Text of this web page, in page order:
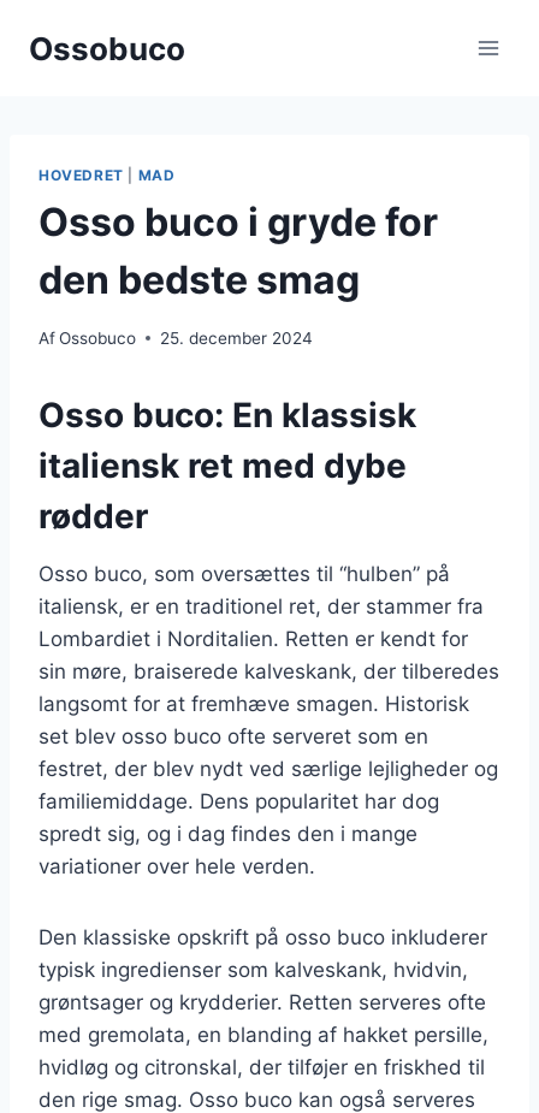
Ossobuco
HOVEDRET MAD
Osso buco i gryde for
den bedste smag
AfOssobuco 25. december 2024
Osso buco: En klassisk
italiensk ret med dybe
rødder
Osso buco, som oversættes til “hulben” på
italiensk, er en traditionel ret, der stammer fra
Lombardiet i Norditalien. Retten er kendt for
sin møre, braiserede kalveskank, der tilberedes
langsomt for at fremhæve smagen. Historisk
set blev osso buco ofte serveret som en
festret, der blev nydt ved særlige lejligheder og
familiemiddage. Dens popularitet har dog
spredt sig, og i dag findes den i mange
variationer over hele verden.
Den klassiske opskrift på osso buco inkluderer
typisk ingredienser som kalveskank, hvidvin,
grøntsager og krydderier. Retten serveres ofte
med gremolata, en blanding af hakket persille,
hvidløg og citronskal, der tilføjer en friskhed til
den rige smag. Osso buco kan også serveres